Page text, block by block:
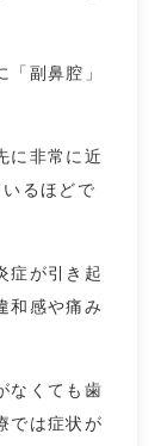
副鼻腔」
に非常に近
るほどで
症が引き起
和感や痛み
なくても歯
では症状が